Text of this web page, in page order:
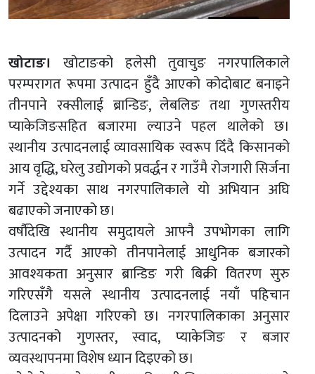
खोटाङ। खोटाङको हलेसी तुवाचुङ नगरपालिकाले
परम्परागत रूपमा उत्पादन हुँदै आएको कोदोबाट बनाइने
तीनपाने रक्सीलाई ब्रान्डिङ, लेबलिङ तथा गुणस्तरीय
प्याकेजिङसहित बजारमा ल्याउने पहल थालेको छ।
स्थानीय उत्पादनलाई व्यावसायिक स्वरूप दिँदै किसानको
आय वृद्धि, घरेलु उद्योगको प्रवर्द्धन र गाउँमै रोजगारी सिर्जना
गर्ने उद्देश्यका साथ नगरपालिकाले यो अभियान अघि
बढाएको जनाएको छ।
वर्षौंदेखि स्थानीय समुदायले आफ्नै उपभोगका लागि
उत्पादन गर्दै आएको तीनपानेलाई आधुनिक बजारको
आवश्यकता अनुसार ब्रान्डिङ गरी बिक्री वितरण सुरु
गरिएसँगै यसले स्थानीय उत्पादनलाई नयाँ पहिचान
दिलाउने अपेक्षा गरिएको छ। नगरपालिकाका अनुसार
उत्पादनको गुणस्तर, स्वाद, प्याकेजिङ र बजार
व्यवस्थापनमा विशेष ध्यान दिइएको छ।